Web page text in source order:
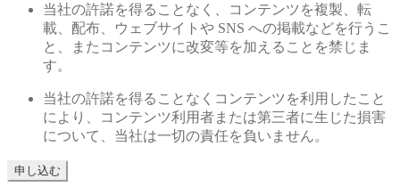
当社の許諾を得ることなく、コンテンツを複製、転
載、配布、ウェブサイトや SNS への掲載などを行うこ
と、またコンテンツに改変等を加えることを禁じま
す。
当社の許諾を得ることなくコンテンツを利用したこと
により、コンテンツ利用者または第三者に生じた損害
について、当社は一切の責任を負いません。